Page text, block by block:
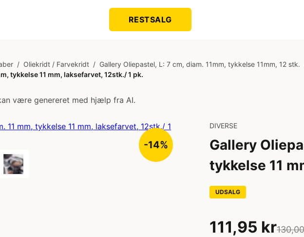
RESTSALG
/ Oliekridt / Farvekridt / Gallery Oliepastel, L: 7 cm, diam. 11mm, tykkelse 11mm, 12 stk.
tykkelse 11 mm, laksefarvet, 12stk./ 1 pk.
være genereret med hjælp fra AI.
-14%
DIVERSE
Gallery
tykkelse 11
UDSALG
111,95 kr